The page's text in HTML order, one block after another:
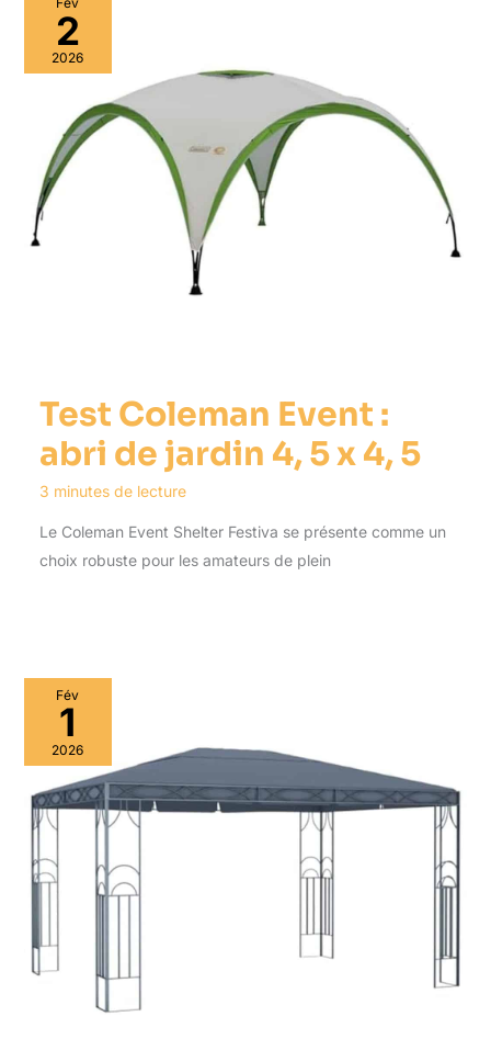
2
2026
Test Coleman Event :
abri de jardin 4, 5 x 4, 5
3 minutes de lecture
Le Coleman Event Shelter Festiva se présente comme un
choix robuste pour les amateurs de plein
Fév
1
2026